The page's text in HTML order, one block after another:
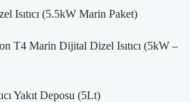
Isıtıcı (5.5kW Marin Paket)
T4 Marin Dijital Dizel Isıtıcı (5kW –
Yakıt Deposu (5Lt)